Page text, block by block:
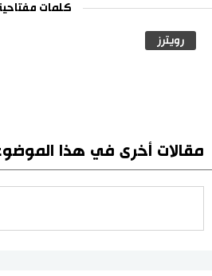
كلمات
رويترز
مقالات أخرى في هذا